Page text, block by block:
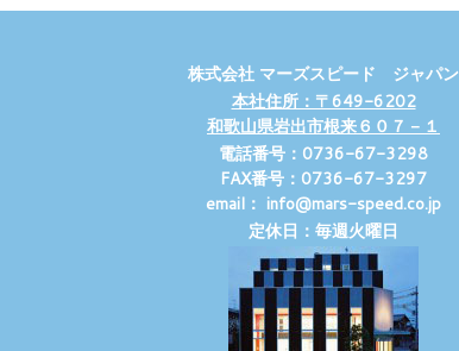
株式会社 マーズスピード ジャパン
本社住所：〒649-6202
和歌山県岩出市根来６０７－１
電話番号：0736-67-3298
FAX番号：0736-67-3297
email： info@mars-speed.co.jp
定休日：毎週火曜日